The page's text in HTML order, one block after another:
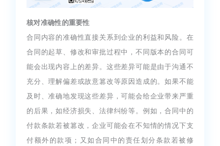
核对准确性的重要性
合同内容的准确性直接关系到企业的利益和风险。在
合同的起草、修改和审批过程中，不同版本的合同可
能会出现内容上的差异。这些差异可能是由于沟通不
充分、理解偏差或故意篡改等原因造成的。如果不能
及时、准确地发现这些差异，可能会给企业带来严重
的后果，如经济损失、法律纠纷等。例如，合同中的
付款条款若被篡改，企业可能会在不知情的情况下支
付额外的款项；又如合同中的责任划分条款若被修